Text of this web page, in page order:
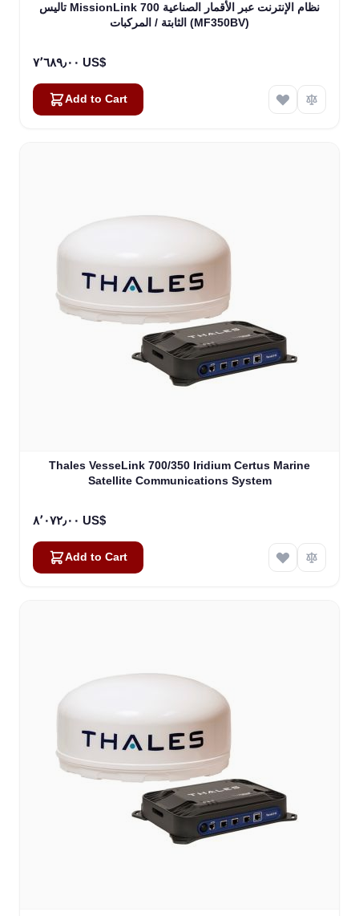
تاليس MissionLink 700 نظام الإنترنت عبر الأقمار الصناعية
الثابتة / المركبات (MF350BV)
٧٬٦٨٩٫٠٠ US$
Add to Cart
Thales VesseLink 700/350 Iridium Certus Marine
Satellite Communications System
٨٬٠٧٢٫٠٠ US$
Add to Cart